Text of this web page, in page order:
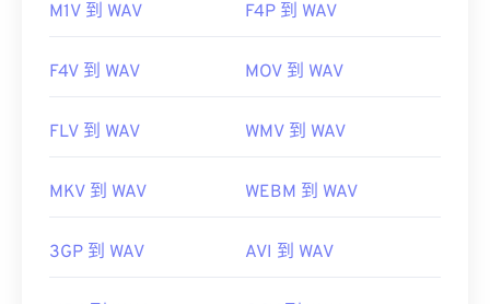
M1V 到 WAV F4P 到 WAV
F4V 到 WAV MOV 到 WAV
FLV 到 WAV WMV 到 WAV
MKV 到 WAV WEBM 到 WAV
3GP 到 WAV AVI 到 WAV